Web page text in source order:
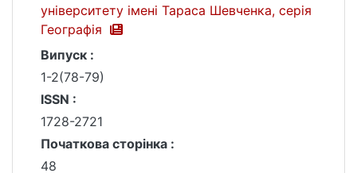
університету імені Тараса Шевченка, серія
Географія
Випуск :
1-2(78-79)
ISSN :
1728-2721
Початкова сторінка :
48